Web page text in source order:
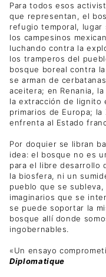
Para todos esos
que representan, el
refugio temporal, lugar
los campesinos
luchando contra la
los tramperos del
bosque boreal contra
se arman de
aceitera; en Renania,
la extracción de lignito
primarios de Europa;
enfrenta al Estado
Por doquier se libran
idea: el bosque no es
para el libre desarrollo
la biosfera, ni un
pueblo que se
imaginarios que se
se puede soportar la
bosque allí donde
ingobernables.
«Un ensayo
Diplomatique